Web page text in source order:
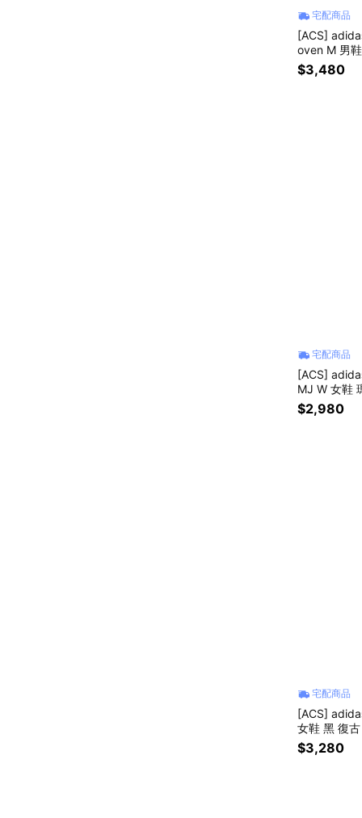
宅配商品
[ACS]
oven M 男
$3,480
宅配商品
[ACS]
MJ W 女鞋
$2,980
宅配商品
[ACS]
女鞋 黑 復
$3,280